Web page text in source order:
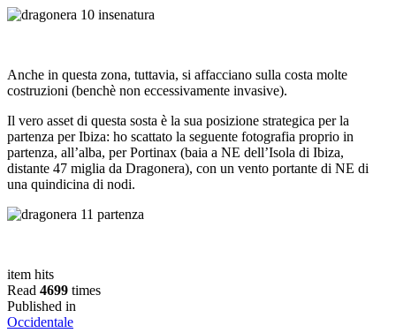
Anche in questa zona, tuttavia, si affacciano sulla costa molte
costruzioni (benchè non eccessivamente invasive).
Il vero asset di questa sosta è la sua posizione strategica per la
partenza per Ibiza: ho scattato la seguente fotografia proprio in
partenza, all’alba, per Portinax (baia a NE dell’Isola di Ibiza,
distante 47 miglia da Dragonera), con un vento portante di NE di
una quindicina di nodi.
item hits
Read 4699 times
Published in
Occidentale